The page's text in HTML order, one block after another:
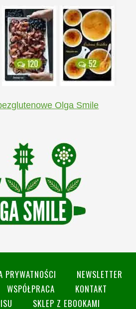
Olga Smile
PRYWATNOŚCI
NEWSLETTER
WSPÓŁPRACA
KONTAKT
SKLEP Z EBOOKAMI